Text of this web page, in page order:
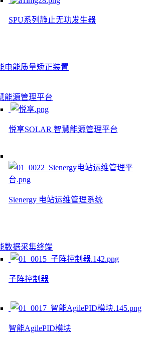
SPU系列静止无功发生器
电能质量矫正装置
能源管理平台
悦享SOLAR 智慧能源管理平台
Sienergy 电站运维管理系统
数据采集终端
子阵控制器
智能AgilePID模块